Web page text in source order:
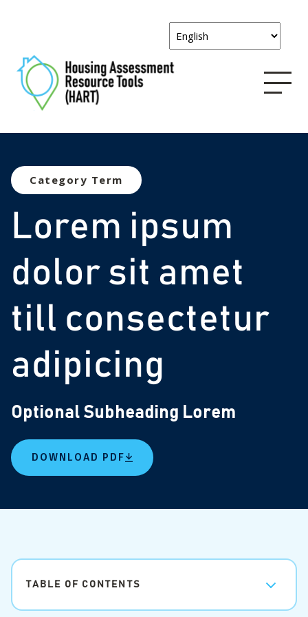
Category Term
Lorem ipsum
dolor sit amet
till consectetur
adipicing
Optional Subheading Lorem
DOWNLOAD PDF
TABLE OF CONTENTS